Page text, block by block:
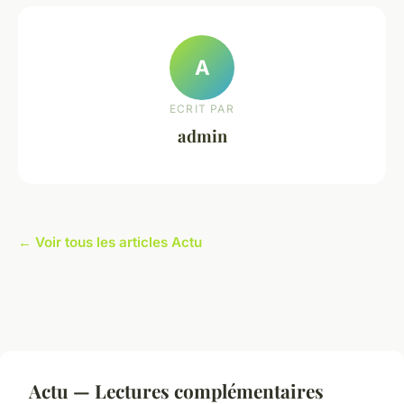
A
ECRIT PAR
admin
← Voir tous les articles Actu
Actu — Lectures complémentaires